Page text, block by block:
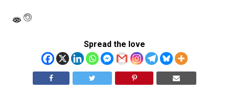
Spread the love